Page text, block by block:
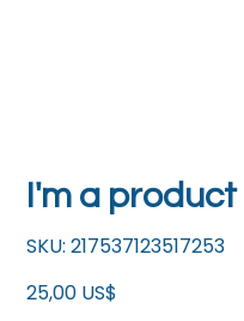
I'm a product
SKU:
SKU
217537123517253
217537123517253
Precio
25,00 US$